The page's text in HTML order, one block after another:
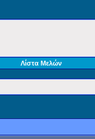
Λίστα Μελών